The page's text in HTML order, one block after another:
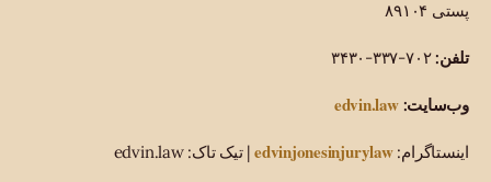
پستی ۸۹۱۰۴
تلفن:۷۰۲-۳۳۷-۳۴۳۰
وب‌سایت:edvin.law
اینستاگرام:edvinjonesinjurylaw | تیک تاک: edvin.law